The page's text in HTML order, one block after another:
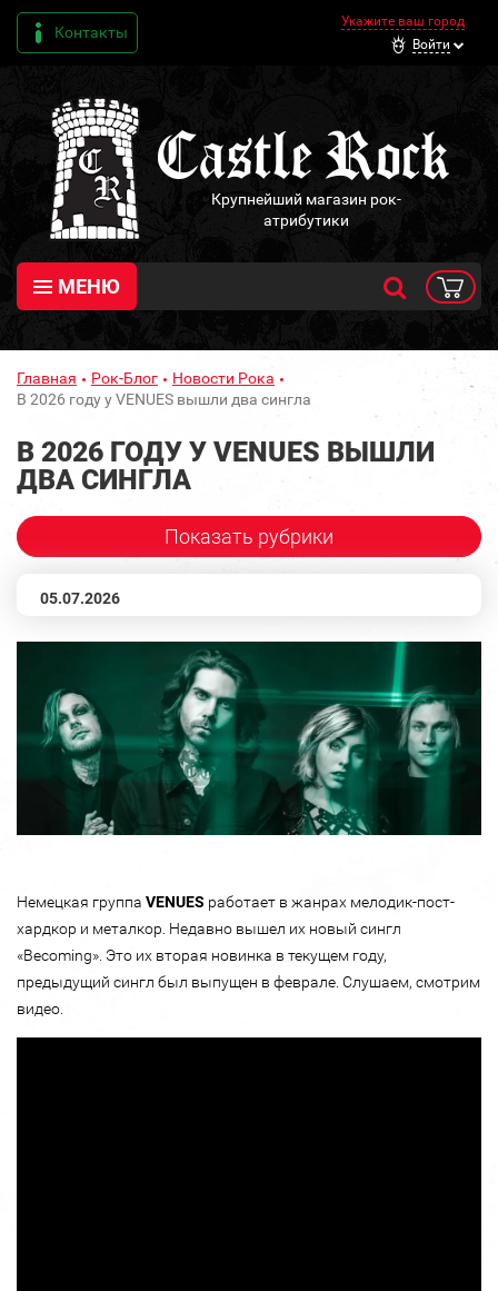
Контакты
Укажите ваш город
Войти
Крупнейший магазин рок-
атрибутики
МЕНЮ
Главная Рок-Блог
Новости Рока
В 2026 году у VENUES вышли два сингла
В 2026 ГОДУ У VENUES ВЫШЛИ
ДВА СИНГЛА
Показать рубрики
05.07.2026
Немецкая группа VENUES работает в жанрах мелодик-пост-
хардкор и металкор. Недавно вышел их новый сингл
«Becoming». Это их вторая новинка в текущем году,
предыдущий сингл был выпущен в феврале. Слушаем, смотрим
видео.